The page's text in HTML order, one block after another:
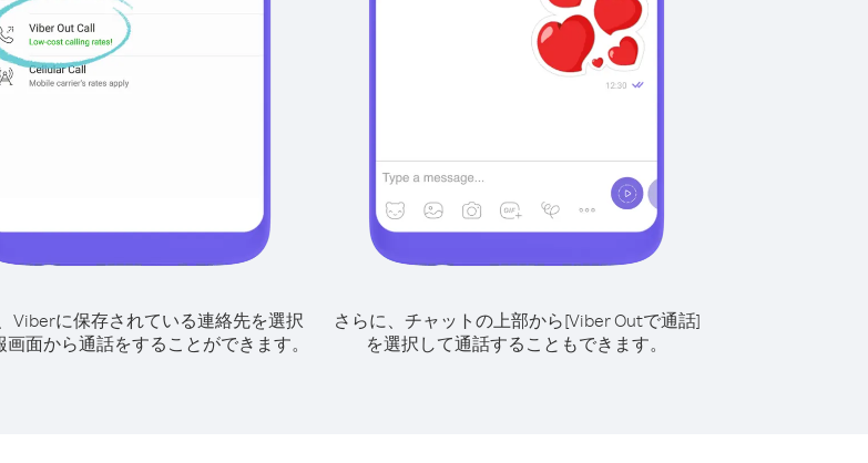
Viberに保存されている連絡先を選択
画面から通話をすることができます。
さらに、チャットの上部から[Viber Outで通話]
を選択して通話することもできます。